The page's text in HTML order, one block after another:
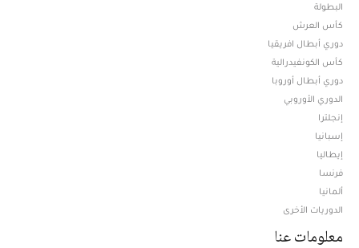
البطولة
كأس العرش
دوري أبطال افريقيا
كأس الكونفيدرالية
دوري أبطال أوروبا
الدوري الأوروبي
إنجلترا
إسبانيا
إيطاليا
فرنسا
ألمانيا
الدوريات الأخرى
معلومات عنا